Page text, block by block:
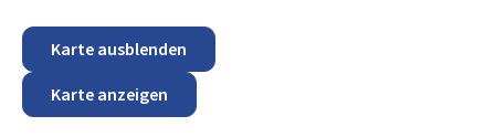
Karte ausblenden
Karte anzeigen